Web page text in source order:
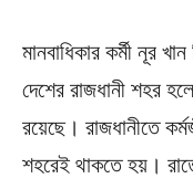
মানবাধিকার কর্মী নূর
দেশের রাজধানী শহর
রয়েছে। রাজধানীতে
শহরেই থাকতে হয়।